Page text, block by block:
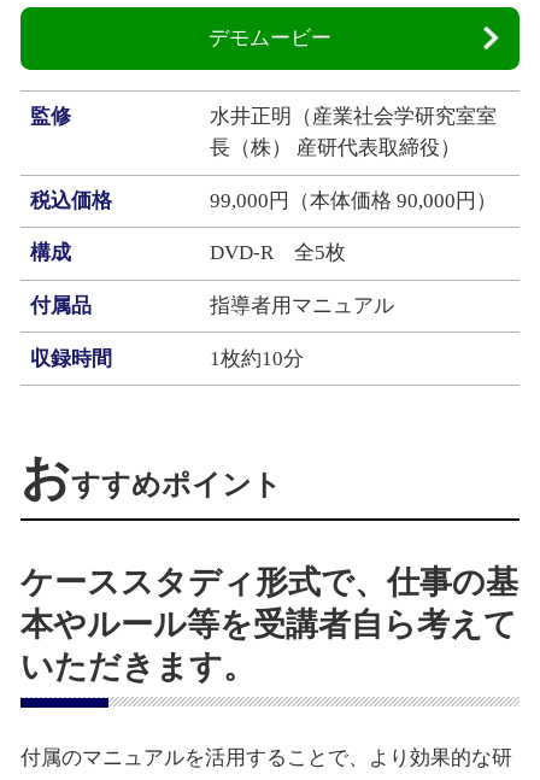
デモムービー
監修
水井正明（産業社会学研究室室
長（株） 産研代表取締役）
税込価格 99,000円（本体価格 90,000円）
構成 DVD‐R 全5枚
付属品 指導者用マニュアル
収録時間 1枚約10分
おすすめポイント
ケーススタディ形式で、仕事の基
本やルール等を受講者自ら考えて
いただきます。
付属のマニュアルを活用することで、より効果的な研